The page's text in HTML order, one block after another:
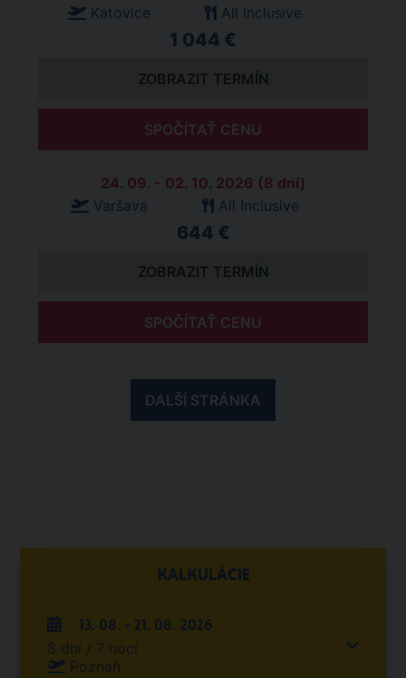
Katovice
All Inclusive
1 044 €
ZOBRAZIT TERMÍN
SPOČÍTAŤ CENU
24. 09. - 02. 10. 2026 (8 dní)
Varšava
All Inclusive
644 €
ZOBRAZIT TERMÍN
SPOČÍTAŤ CENU
DALŠÍ STRÁNKA
KALKULÁCIE
13. 08. - 21. 08. 2026
8 dní / 7 nocí
Poznaň